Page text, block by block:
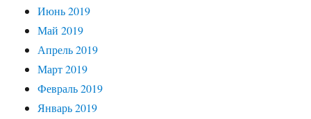
Июнь 2019
Май 2019
Апрель 2019
Март 2019
Февраль 2019
Январь 2019